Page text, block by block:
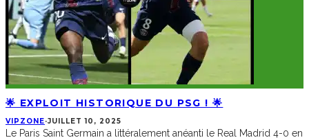
🌟 EXPLOIT HISTORIQUE DU PSG ! 🌟
VIPZONE·JUILLET 10, 2025
Le Paris Saint Germain a littéralement anéanti le Real Madrid 4-0 en